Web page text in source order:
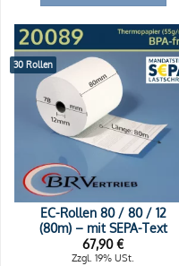
30 Rollen
EC-Rollen 80 / 80 / 12
(80m) – mit SEPA-Text
67,90€
Zzgl. 19% USt.